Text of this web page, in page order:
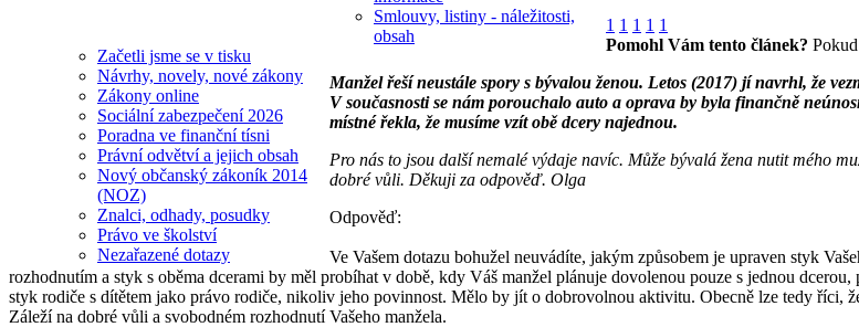
Smlouvy, listiny - náležitosti,
obsah
Začetli jsme se v tisku
Návrhy, novely, nové zákony
Zákony online
Sociální zabezpečení 2026
Poradna ve finanční tísni
Právní odvětví a jejich obsah
Nový občanský zákoník 2014
(NOZ)
Znalci, odhady, posudky
Právo ve školství
Nezařazené dotazy
1 1 1 1 1
Pomohl Vám tento článek?
Manžel řeší neustále spory s bývalou ženou. Letos (2017) jí navrhl, že
V současnosti se nám porouchalo auto a oprava by byla finančně
místné řekla, že musíme vzít obě dcery najednou.
Pro nás to jsou další nemalé výdaje navíc. Může bývalá žena nutit mého
dobré vůli. Děkuji za odpověď. Olga
Odpověď:
Ve Vašem dotazu bohužel neuvádíte, jakým způsobem je upraven styk
rozhodnutím a styk s oběma dcerami by měl probíhat v době, kdy Váš manžel plánuje dovolenou pouze s jednou
styk rodiče s dítětem jako právo rodiče, nikoliv jeho povinnost. Mělo by jít o dobrovolnou aktivitu. Obecně lze tedy říci,
Záleží na dobré vůli a svobodném rozhodnutí Vašeho manžela.